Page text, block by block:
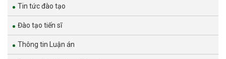
Tin tức đào tạo
Đào tạo tiến sĩ
Thông tin Luận án